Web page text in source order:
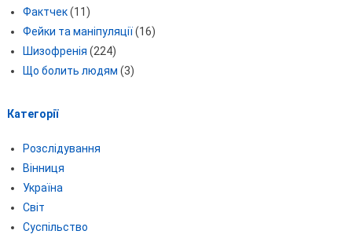
Фактчек(11)
Фейки та маніпуляції(16)
Шизофренія (224)
Що болить людям (3)
Категорії
Розслідування
Вінниця
Україна
Світ
Суспільство